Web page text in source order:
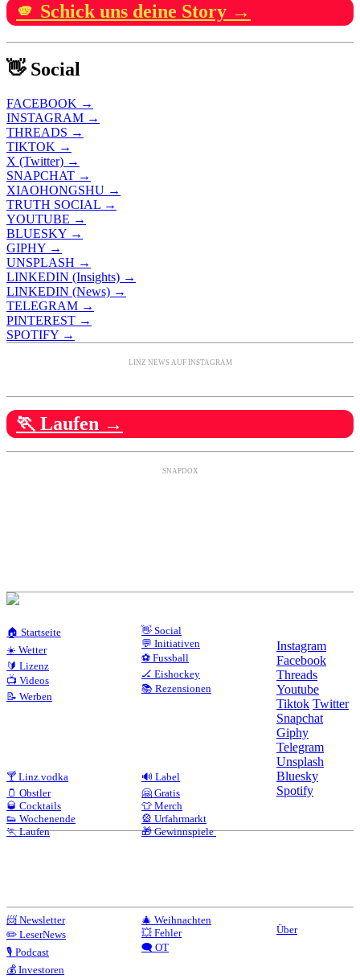
🫵 Schick uns deine Story →
👋 Social
FACEBOOK →
INSTAGRAM →
THREADS →
TIKTOK →
X (Twitter) →
SNAPCHAT →
XIAOHONGSHU →
TRUTH SOCIAL →
YOUTUBE →
BLUESKY →
GIPHY →
UNSPLASH →
LINKEDIN (Insights) →
LINKEDIN (News) →
TELEGRAM →
PINTEREST →
SPOTIFY →
LINZ NEWS AUF INSTAGRAM
🏃 Laufen →
SNAPDOX
🏠 Startseite
☀️ Wetter
🔰 Lizenz
📺 Videos
📝 Werben
👋 Social
💬 Initiativen
⚽ Fussball
🏒 Eishockey
📚 Rezensionen
🍸 Linz.vodka
🫙 Obstler
🥃 Cocktails
👟 Wochenende
🏃 Laufen
🔊 Label
🤗 Gratis
👕 Merch
🎡 Urfahrmarkt
🎁 Gewinnspiele
📨 Newsletter
✏️ LeserNews
🎙️ Podcast
💰 Investoren
🎄 Weihnachten
💥 Fehler
🗨️ OT
Instagram
Facebook
Threads
Youtube
Tiktok Twitter
Snapchat
Giphy
Telegram
Unsplash
Bluesky
Spotify
Über